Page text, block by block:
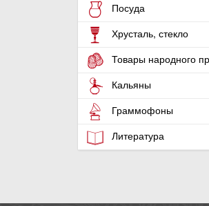
Посуда
Хрусталь, стекло
Товары народного
Кальяны
Граммофоны
Литература